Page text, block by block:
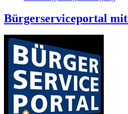
Bürgerserviceportal mit